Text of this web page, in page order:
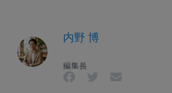
内野 博
編集長